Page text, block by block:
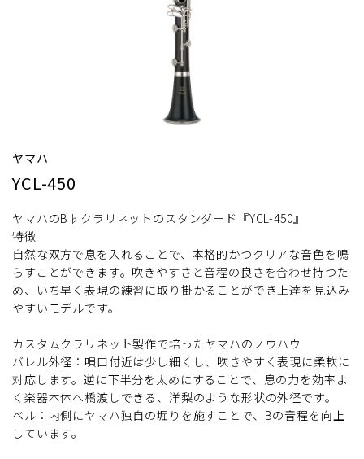
ヤマハ
YCL-450
ヤマハのB♭クラリネットのスタンダード『YCL-450』
特徴
自然な双方で息を入れることで、本格的かつクリアな音色を鳴
らすことができます。吹きやすさと音程の良さを合わせ持つた
め、いち早く表現の練習に取り掛かることができ上達を見込み
やすいモデルです。
カスタムクラリネット製作で培ったヤマハのノウハウ
バレル外径：唄口付近は少し細くし、吹きやすく表現に柔軟に
対応します。逆に下半分を太めにすることで、息の力を効率よ
く楽器本体へ橋渡しできる、洋梨のような形状の外径です。
ベル：内側にヤマハ独自の堀りを施すことで、Bの音程を向上
しています。